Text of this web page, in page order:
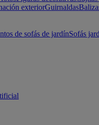
exteriorGuirnaldas
de sofás de jardínSofás